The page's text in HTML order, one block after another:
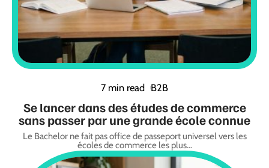
7 min read B2B
Se lancer dans des études de commerce
sans passer par une grande école connue
Le Bachelor ne fait pas office de passeport universel vers les
écoles de commerce les plus…